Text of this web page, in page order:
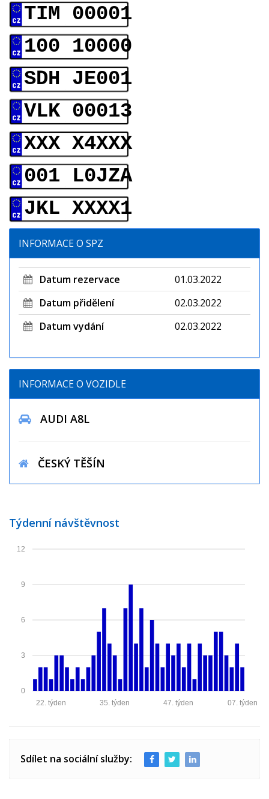
TIM 00001
100 10000
SDH JE001
VLK 00013
XXX X4XXX
001 L0JZA
JKL XXXX1
INFORMACE O SPZ
Datum rezervace
01.03.2022
Datum přidělení
02.03.2022
Datum vydání
02.03.2022
INFORMACE O VOZIDLE
AUDI A8L
ČESKÝ TĚŠÍN
Týdenní návštěvnost
0
3
6
9
12
07. týden
47. týden
35. týden
22. týden
Sdílet na sociální služby: